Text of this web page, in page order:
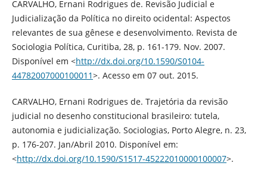
CARVALHO, Ernani Rodrigues de. Revisão Judicial e
Judicialização da Política no direito ocidental: Aspectos
relevantes de sua gênese e desenvolvimento. Revista de
Sociologia Política, Curitiba, 28, p. 161-179. Nov. 2007.
Disponível em <http://dx.doi.org/10.1590/S0104-
44782007000100011>. Acesso em 07 out. 2015.
CARVALHO, Ernani Rodrigues de. Trajetória da revisão
judicial no desenho constitucional brasileiro: tutela,
autonomia e judicialização. Sociologias, Porto Alegre, n. 23,
p. 176-207. Jan/Abril 2010. Disponível em:
<http://dx.doi.org/10.1590/S1517-45222010000100007>.